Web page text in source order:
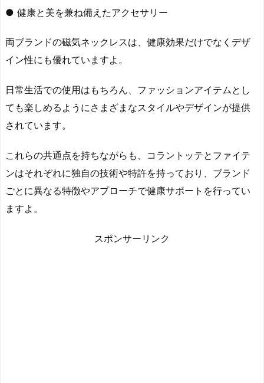
● 健康と美を兼ね備えたアクセサリー
両ブランドの磁気ネックレスは、健康効果だけでなくデザ
イン性にも優れていますよ。
日常生活での使用はもちろん、ファッションアイテムとし
ても楽しめるようにさまざまなスタイルやデザインが提供
されています。
これらの共通点を持ちながらも、コラントッテとファイテ
ンはそれぞれに独自の技術や特許を持っており、ブランド
ごとに異なる特徴やアプローチで健康サポートを行ってい
ますよ。
スポンサーリンク